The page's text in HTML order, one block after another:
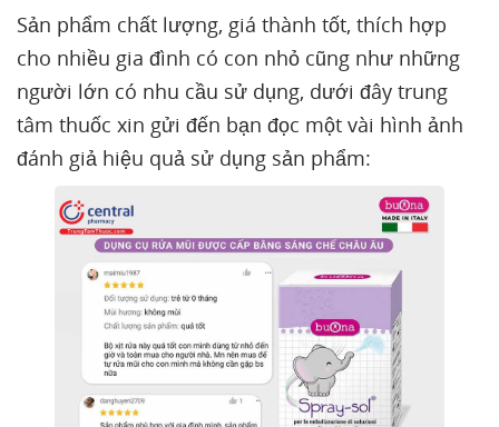
Sản phẩm chất lượng, giá thành tốt, thích hợp
cho nhiều gia đình có con nhỏ cũng như những
người lớn có nhu cầu sử dụng, dưới đây trung
tâm thuốc xin gửi đến bạn đọc một vài hình ảnh
đánh giả hiệu quả sử dụng sản phẩm: